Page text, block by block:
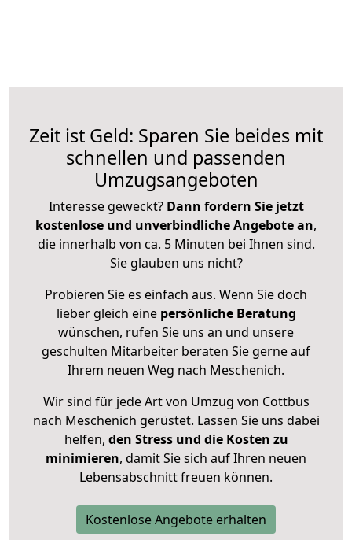
Zeit ist Geld: Sparen Sie beides mit
schnellen und passenden
Umzugsangeboten
Interesse geweckt? Dann fordern Sie jetzt
kostenlose und unverbindliche Angebote an,
die innerhalb von ca. 5 Minuten bei Ihnen sind.
Sie glauben uns nicht?
Probieren Sie es einfach aus. Wenn Sie doch
lieber gleich eine persönliche Beratung
wünschen, rufen Sie uns an und unsere
geschulten Mitarbeiter beraten Sie gerne auf
Ihrem neuen Weg nach Meschenich.
Wir sind für jede Art von Umzug von Cottbus
nach Meschenich gerüstet. Lassen Sie uns dabei
helfen, den Stress und die Kosten zu
minimieren, damit Sie sich auf Ihren neuen
Lebensabschnitt freuen können.
Kostenlose Angebote erhalten